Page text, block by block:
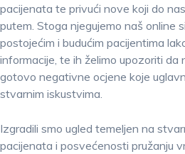
pacijenata te privući nove koji do
putem. Stoga njegujemo naš online
postojećim i budućim pacijentima
informacije, te ih želimo upozoriti da
gotovo negativne ocjene koje
stvarnim iskustvima.
Izgradili smo ugled temeljen na
pacijenata i posvećenosti pružanju